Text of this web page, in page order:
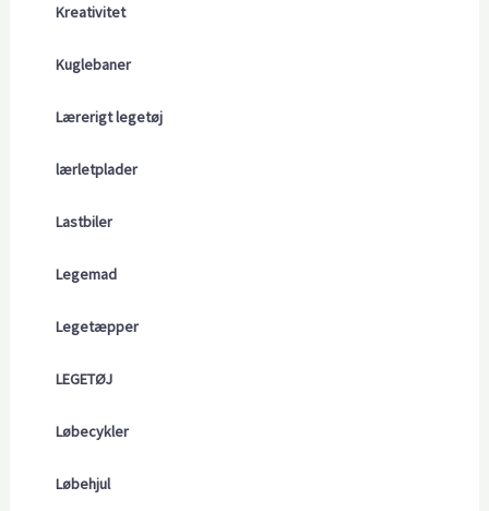
Kreativitet
Kuglebaner
Lærerigt legetøj
lærletplader
Lastbiler
Legemad
Legetæpper
LEGETØJ
Løbecykler
Løbehjul